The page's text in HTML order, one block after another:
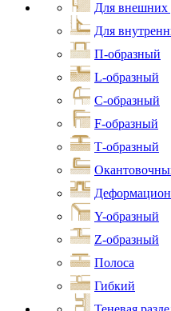
Для внешних
Для
П-образный
L-образный
С-образный
F-образный
Т-образный
Y-образный
Z-образный
Полоса
Гибкий